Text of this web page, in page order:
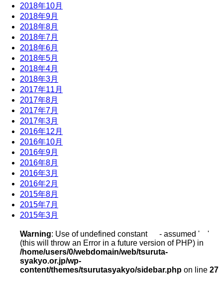
2018年10月
2018年9月
2018年8月
2018年7月
2018年6月
2018年5月
2018年4月
2018年3月
2017年11月
2017年8月
2017年7月
2017年3月
2016年12月
2016年10月
2016年9月
2016年8月
2016年3月
2016年2月
2015年8月
2015年7月
2015年3月
Warning: Use of undefined constant - assumed ' '
(this will throw an Error in a future version of PHP) in
/home/users/0/webdomain/web/tsuruta-
syakyo.or.jp/wp-
content/themes/tsurutasyakyo/sidebar.php on line 27